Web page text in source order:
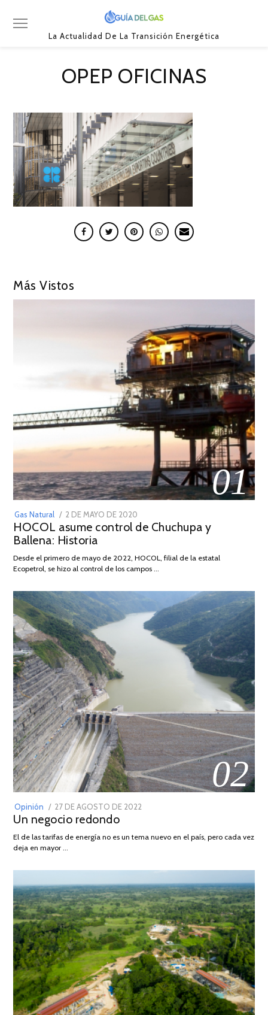
La Actualidad De La Transición Energética
OPEP OFICINAS
Más Vistos
01
Gas Natural
POSTED
ON
2 DE MAYO DE 2020
DE
2026
HOCOL asume control de Chuchupa y
Ballena: Historia
Desde el primero de mayo de 2022, HOCOL, filial de la estatal
Ecopetrol, se hizo al control de los campos …
02
Opinión
POSTED
ON
27 DE AGOSTO DE 2022
DE
Un negocio redondo
El de las tarifas de energía no es un tema nuevo en el país, pero cada vez
deja en mayor …